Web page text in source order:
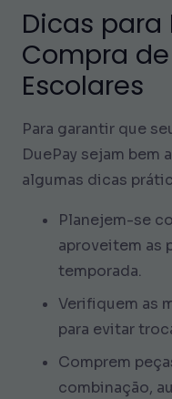
Dicas para
Compra
Escolares
Para garantir que
DuePay sejam bem
algumas dicas
Planejem-se
aproveitem as
temporada.
Verifiquem as
para evitar
Comprem
combinação,